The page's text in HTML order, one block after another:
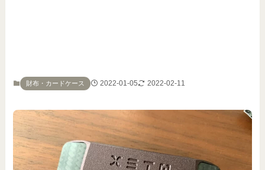
財布・カードケース 2022-01-05 2022-02-11